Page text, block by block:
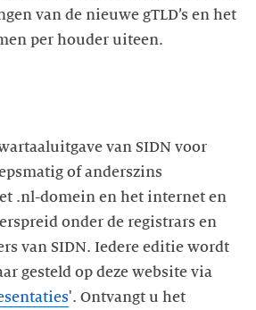
van de nieuwe gTLD’s en het
per houder uiteen.
van SIDN voor
of anderszins
.nl-domein en het internet en
onder de registrars en
van SIDN. Iedere editie wordt
gesteld op deze website via
'. Ontvangt u het